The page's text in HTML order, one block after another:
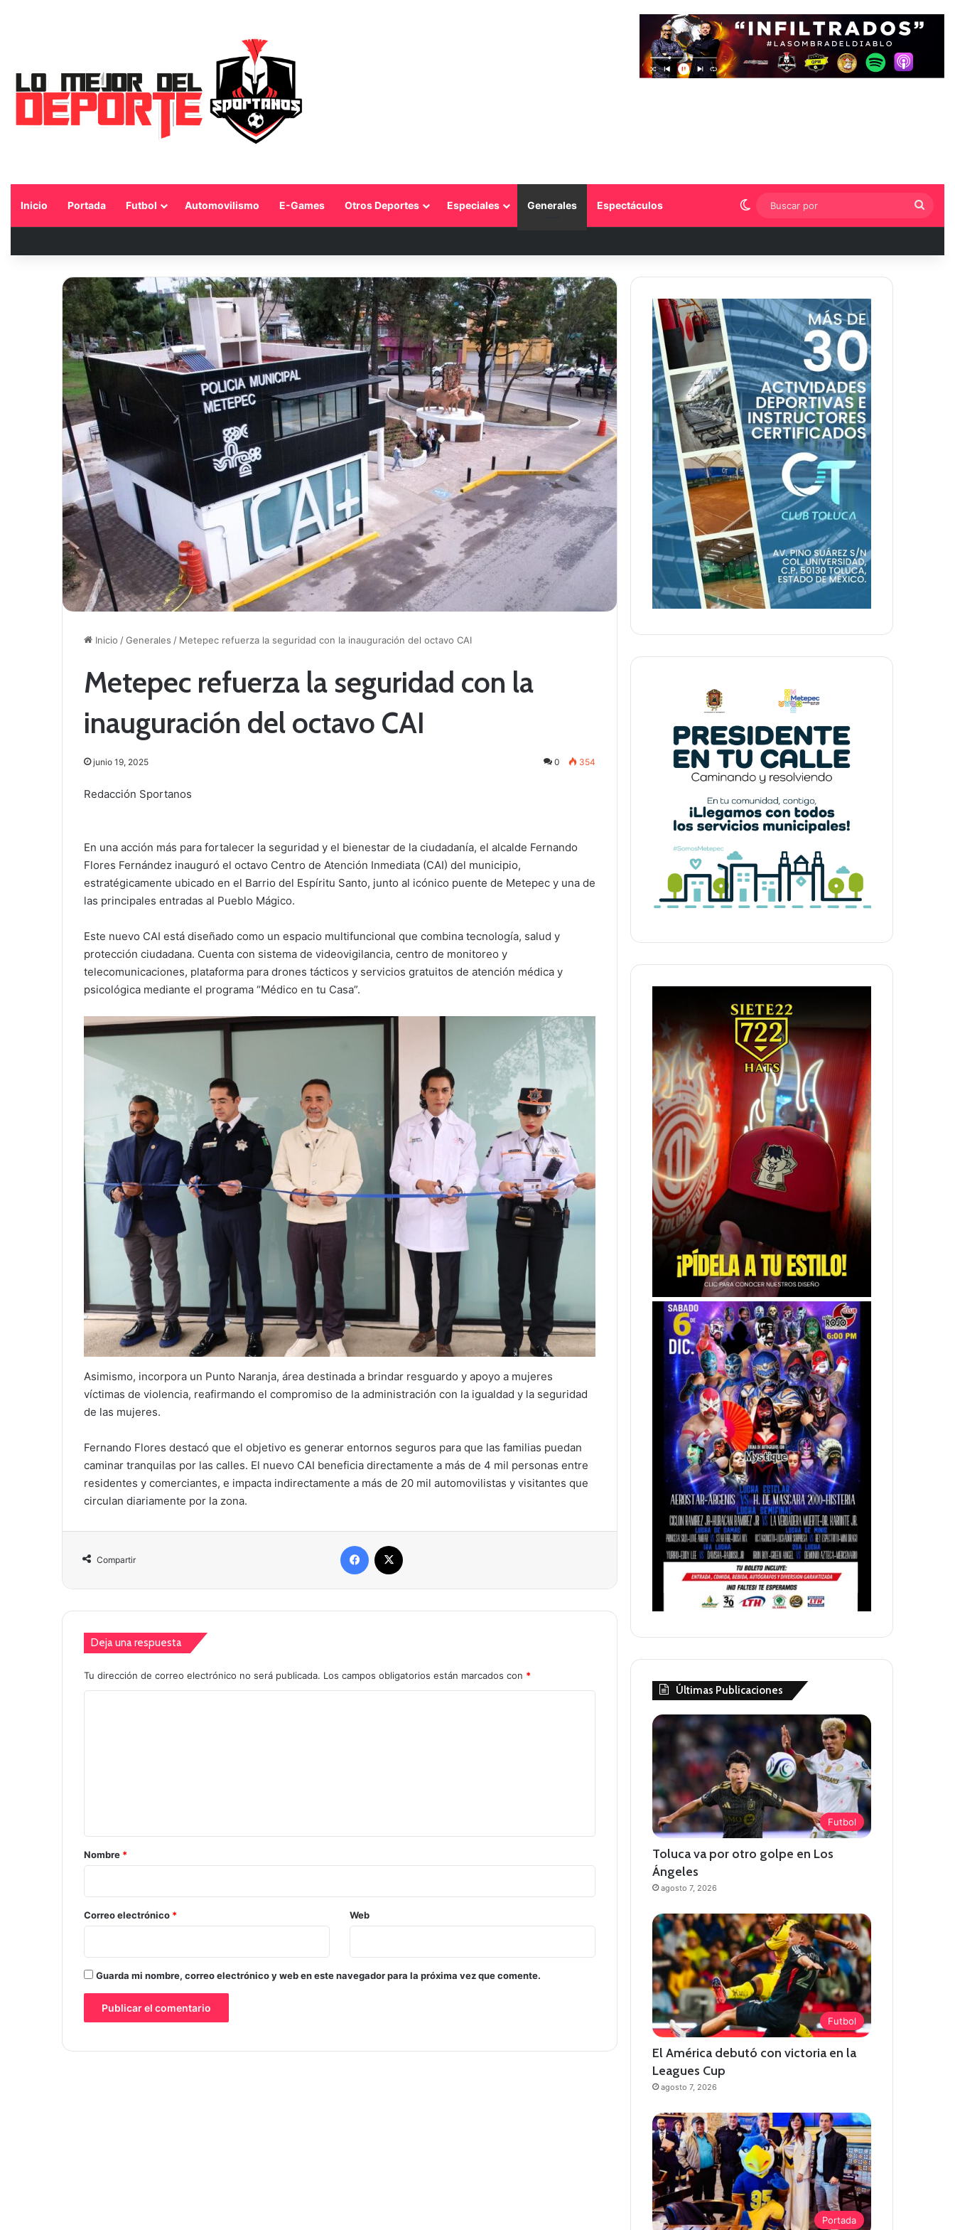
Inicio Portada Futbol Automovilismo E-Games Otros Deportes Especiales Generales Espectáculos Switch skin
por
Inicio /Generales / Metepec refuerza la seguridad con la inauguración del octavo CAI
Metepec refuerza la seguridad con la
inauguración del octavo CAI
junio 19, 2025 0 354
Redacción Sportanos
En una acción más para fortalecer la seguridad y el bienestar de la ciudadanía, el alcalde Fernando
Flores Fernández inauguró el octavo Centro de Atención Inmediata (CAI) del municipio,
estratégicamente ubicado en el Barrio del Espíritu Santo, junto al icónico puente de Metepec y una de
las principales entradas al Pueblo Mágico.
Este nuevo CAI está diseñado como un espacio multifuncional que combina tecnología, salud y
protección ciudadana. Cuenta con sistema de videovigilancia, centro de monitoreo y
telecomunicaciones, plataforma para drones tácticos y servicios gratuitos de atención médica y
psicológica mediante el programa “Médico en tu Casa”.
Asimismo, incorpora un Punto Naranja, área destinada a brindar resguardo y apoyo a mujeres
víctimas de violencia, reafirmando el compromiso de la administración con la igualdad y la seguridad
de las mujeres.
Fernando Flores destacó que el objetivo es generar entornos seguros para que las familias puedan
caminar tranquilas por las calles. El nuevo CAI beneficia directamente a más de 4 mil personas entre
residentes y comerciantes, e impacta indirectamente a más de 20 mil automovilistas y visitantes que
circulan diariamente por la zona.
Compartir
Facebook
Deja una respuesta
Tu dirección de correo electrónico no será publicada. Los campos obligatorios están marcados con *
r
o
*
Nombre *
Correo electrónico * Web
Guarda mi nombre, correo electrónico y web en este navegador para la próxima vez que comente.
Últimas Publicaciones
Futbol
Toluca va por otro golpe en Los
Ángeles
agosto 7, 2026
Futbol
El América debutó con victoria en la
Leagues Cup
agosto 7, 2026
Portada